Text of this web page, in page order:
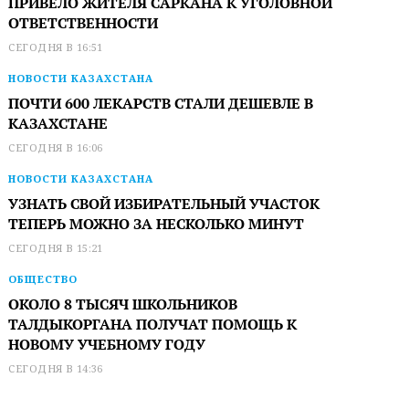
ОТВЕТСТВЕННОСТИ
СЕГОДНЯ В 16:51
НОВОСТИ КАЗАХСТАНА
ПОЧТИ 600 ЛЕКАРСТВ СТАЛИ ДЕШЕВЛЕ В
КАЗАХСТАНЕ
СЕГОДНЯ В 16:06
НОВОСТИ КАЗАХСТАНА
УЗНАТЬ СВОЙ ИЗБИРАТЕЛЬНЫЙ УЧАСТОК
ТЕПЕРЬ МОЖНО ЗА НЕСКОЛЬКО МИНУТ
СЕГОДНЯ В 15:21
ОБЩЕСТВО
ОКОЛО 8 ТЫСЯЧ ШКОЛЬНИКОВ
ТАЛДЫКОРГАНА ПОЛУЧАТ ПОМОЩЬ К
НОВОМУ УЧЕБНОМУ ГОДУ
СЕГОДНЯ В 14:36